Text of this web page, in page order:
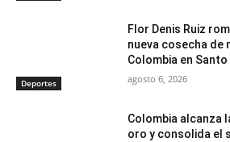
Deportes
Flor Denis Ruiz
nueva cosecha de
Colombia en
agosto 6, 2026
Colombia alcanza
oro y consolida el